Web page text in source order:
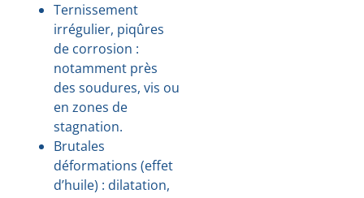
Ternissement
irrégulier, piqûres
de corrosion :
notamment près
des soudures, vis ou
en zones de
stagnation.
Brutales
déformations (effet
d’huile) : dilatation,